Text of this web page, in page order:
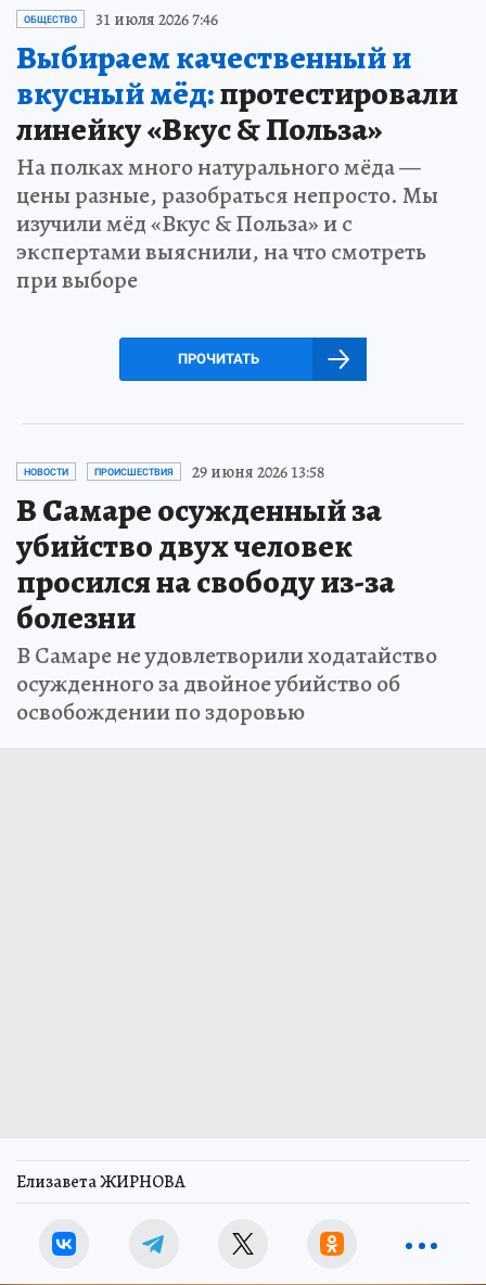
ОБЩЕСТВО 31 июля 2026 7:46
Выбираем качественный и
вкусный мёд:протестировали
линейку «Вкус & Польза»
На полках много натурального мёда —
цены разные, разобраться непросто. Мы
изучили мёд «Вкус & Польза» и с
экспертами выяснили, на что смотреть
при выборе
ПРОЧИТАТЬ
НОВОСТИ ПРОИСШЕСТВИЯ 29 июня 2026 13:58
В Самаре осужденный за
убийство двух человек
просился на свободу из-за
болезни
В Самаре не удовлетворили ходатайство
осужденного за двойное убийство об
освобождении по здоровью
Елизавета ЖИРНОВА